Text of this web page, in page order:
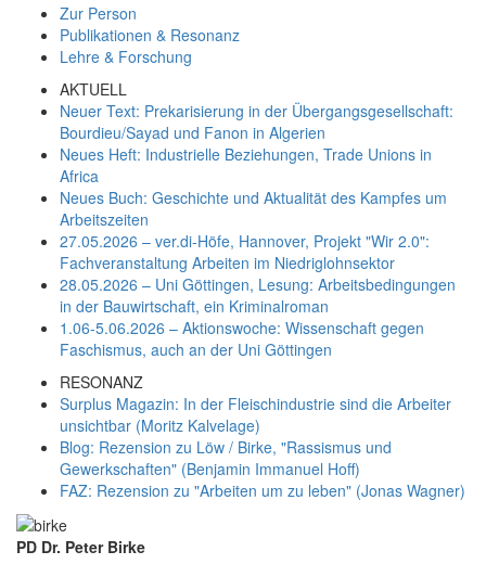
Zur Person
Publikationen & Resonanz
Lehre & Forschung
AKTUELL
Neuer Text: Prekarisierung in der Übergangsgesellschaft:
Bourdieu/Sayad und Fanon in Algerien
Neues Heft: Industrielle Beziehungen, Trade Unions in
Africa
Neues Buch: Geschichte und Aktualität des Kampfes um
Arbeitszeiten
27.05.2026 – ver.di-Höfe, Hannover, Projekt "Wir 2.0":
Fachveranstaltung Arbeiten im Niedriglohnsektor
28.05.2026 – Uni Göttingen, Lesung: Arbeitsbedingungen
in der Bauwirtschaft, ein Kriminalroman
1.06-5.06.2026 – Aktionswoche: Wissenschaft gegen
Faschismus, auch an der Uni Göttingen
RESONANZ
Surplus Magazin: In der Fleischindustrie sind die Arbeiter
unsichtbar (Moritz Kalvelage)
Blog: Rezension zu Löw / Birke, "Rassismus und
Gewerkschaften" (Benjamin Immanuel Hoff)
FAZ: Rezension zu "Arbeiten um zu leben" (Jonas Wagner)
PD Dr. Peter Birke